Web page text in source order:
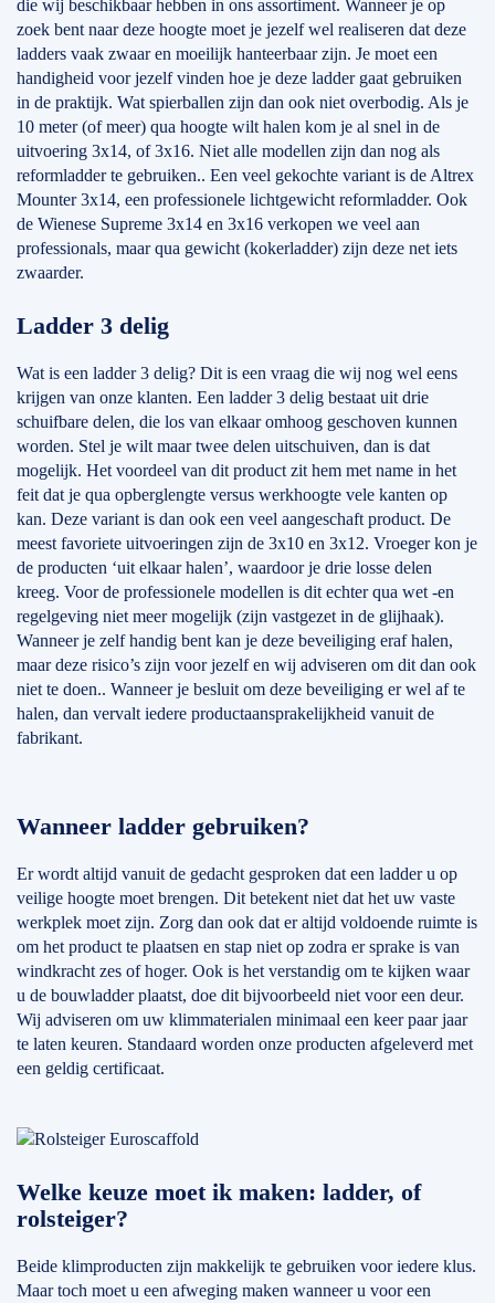
die wij beschikbaar hebben in ons assortiment. Wanneer je op
zoek bent naar deze hoogte moet je jezelf wel realiseren dat deze
ladders vaak zwaar en moeilijk hanteerbaar zijn. Je moet een
handigheid voor jezelf vinden hoe je deze ladder gaat gebruiken
in de praktijk. Wat spierballen zijn dan ook niet overbodig. Als je
10 meter (of meer) qua hoogte wilt halen kom je al snel in de
uitvoering 3x14, of 3x16. Niet alle modellen zijn dan nog als
reformladder te gebruiken.. Een veel gekochte variant is de Altrex
Mounter 3x14, een professionele lichtgewicht reformladder. Ook
de Wienese Supreme 3x14 en 3x16 verkopen we veel aan
professionals, maar qua gewicht (kokerladder) zijn deze net iets
zwaarder.
Ladder 3 delig
Wat is een ladder 3 delig? Dit is een vraag die wij nog wel eens
krijgen van onze klanten. Een ladder 3 delig bestaat uit drie
schuifbare delen, die los van elkaar omhoog geschoven kunnen
worden. Stel je wilt maar twee delen uitschuiven, dan is dat
mogelijk. Het voordeel van dit product zit hem met name in het
feit dat je qua opberglengte versus werkhoogte vele kanten op
kan. Deze variant is dan ook een veel aangeschaft product. De
meest favoriete uitvoeringen zijn de 3x10 en 3x12. Vroeger kon je
de producten ‘uit elkaar halen’, waardoor je drie losse delen
kreeg. Voor de professionele modellen is dit echter qua wet -en
regelgeving niet meer mogelijk (zijn vastgezet in de glijhaak).
Wanneer je zelf handig bent kan je deze beveiliging eraf halen,
maar deze risico’s zijn voor jezelf en wij adviseren om dit dan ook
niet te doen.. Wanneer je besluit om deze beveiliging er wel af te
halen, dan vervalt iedere productaansprakelijkheid vanuit de
fabrikant.
Wanneer ladder gebruiken?
Er wordt altijd vanuit de gedacht gesproken dat een ladder u op
veilige hoogte moet brengen. Dit betekent niet dat het uw vaste
werkplek moet zijn. Zorg dan ook dat er altijd voldoende ruimte is
om het product te plaatsen en stap niet op zodra er sprake is van
windkracht zes of hoger. Ook is het verstandig om te kijken waar
u de bouwladder plaatst, doe dit bijvoorbeeld niet voor een deur.
Wij adviseren om uw klimmaterialen minimaal een keer paar jaar
te laten keuren. Standaard worden onze producten afgeleverd met
een geldig certificaat.
Welke keuze moet ik maken: ladder, of
rolsteiger?
Beide klimproducten zijn makkelijk te gebruiken voor iedere klus.
Maar toch moet u een afweging maken wanneer u voor een